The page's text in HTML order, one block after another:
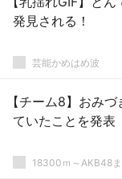
発見される！
芸能かめはめ波
【チーム8】おみ
ていたことを発表
18300ｍ～AKB48